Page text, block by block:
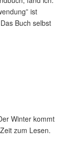
ist
Buch selbst
Winter kommt
zum Lesen.